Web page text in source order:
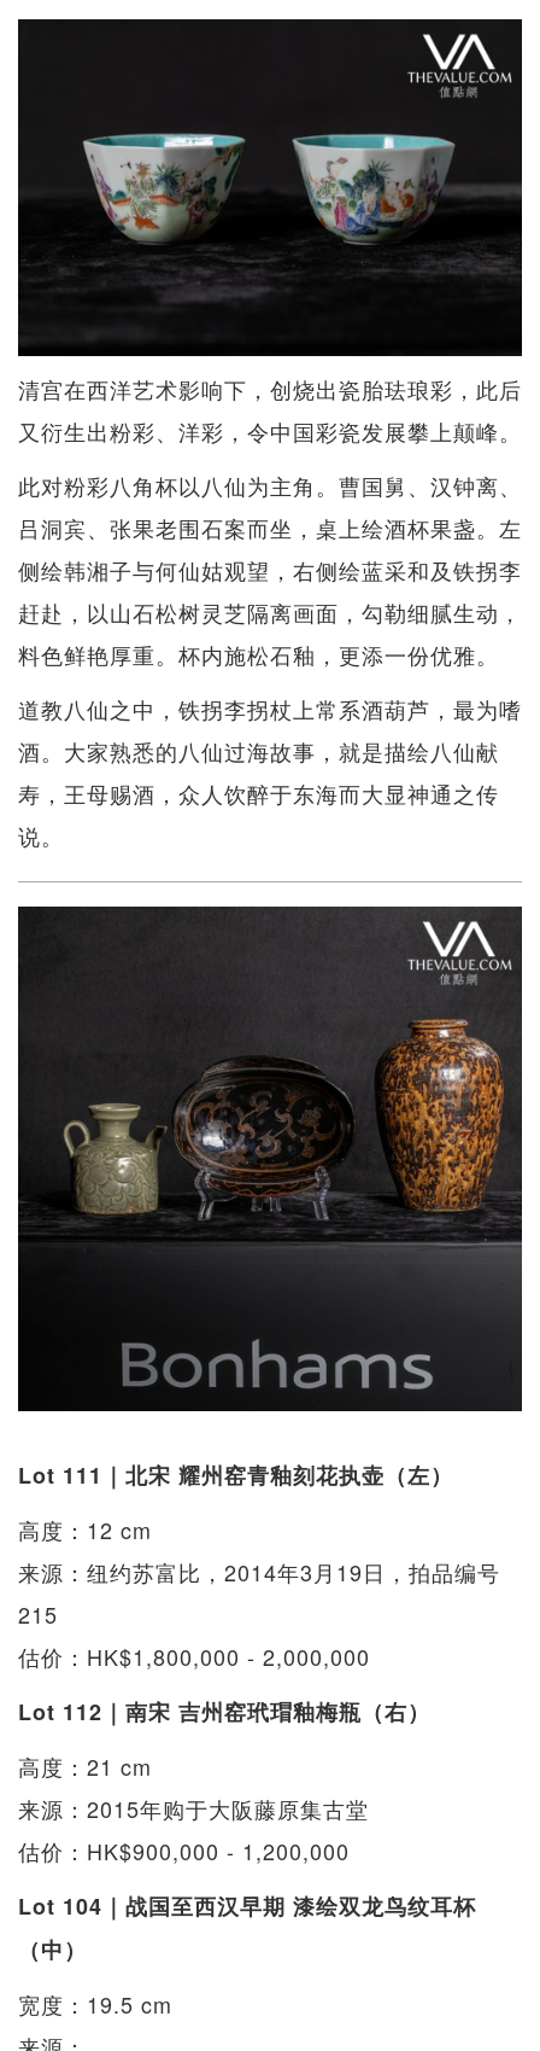
清宫在西洋艺术影响下，创烧出瓷胎珐琅彩，此后
又衍生出粉彩、洋彩，令中国彩瓷发展攀上颠峰。
此对粉彩八角杯以八仙为主角。曹国舅、汉钟离、
吕洞宾、张果老围石案而坐，桌上绘酒杯果盏。左
侧绘韩湘子与何仙姑观望，右侧绘蓝采和及铁拐李
赶赴，以山石松树灵芝隔离画面，勾勒细腻生动，
料色鲜艳厚重。杯内施松石釉，更添一份优雅。
道教八仙之中，铁拐李拐杖上常系酒葫芦，最为嗜
酒。大家熟悉的八仙过海故事，就是描绘八仙献
寿，王母赐酒，众人饮醉于东海而大显神通之传
说。
Lot 111｜北宋 耀州窑青釉刻花执壶（左）
高度：12 cm
来源：纽约苏富比，2014年3月19日，拍品编号
215
估价：HK$1,800,000 - 2,000,000
Lot 112｜南宋 吉州窑玳瑁釉梅瓶（右）
高度：21 cm
来源：2015年购于大阪藤原集古堂
估价：HK$900,000 - 1,200,000
Lot 104｜战国至西汉早期 漆绘双龙鸟纹耳杯
（中）
宽度：19.5 cm